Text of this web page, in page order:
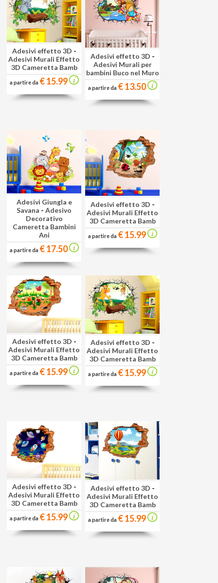
Adesivi effetto 3D -
Adesivi Murali Effetto
3D Cameretta Bamb
a partire da € 15.99
Adesivi effetto 3D -
Adesivi Murali per
bambini Buco nel Muro
a partire da € 13.50
Adesivi Giungla e
Savana - Adesivo
Decorativo
Cameretta Bambini
Ani
a partire da € 17.50
Adesivi effetto 3D -
Adesivi Murali Effetto
3D Cameretta Bamb
a partire da € 15.99
Adesivi effetto 3D -
Adesivi Murali Effetto
3D Cameretta Bamb
a partire da € 15.99
Adesivi effetto 3D -
Adesivi Murali Effetto
3D Cameretta Bamb
a partire da € 15.99
Adesivi effetto 3D -
Adesivi Murali Effetto
3D Cameretta Bamb
a partire da € 15.99
Adesivi effetto 3D -
Adesivi Murali Effetto
3D Cameretta Bamb
a partire da € 15.99